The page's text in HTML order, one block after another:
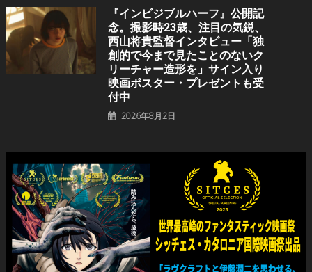
『インビジブルハーフ』公開記
念。撮影時23歳、注目の気鋭、
⻄⼭将貴監督インタビュー「独
創的で今まで見たことのないク
リーチャー造形を」サイン入り
映画ポスター・プレゼントも受
付中
2026年8月2日